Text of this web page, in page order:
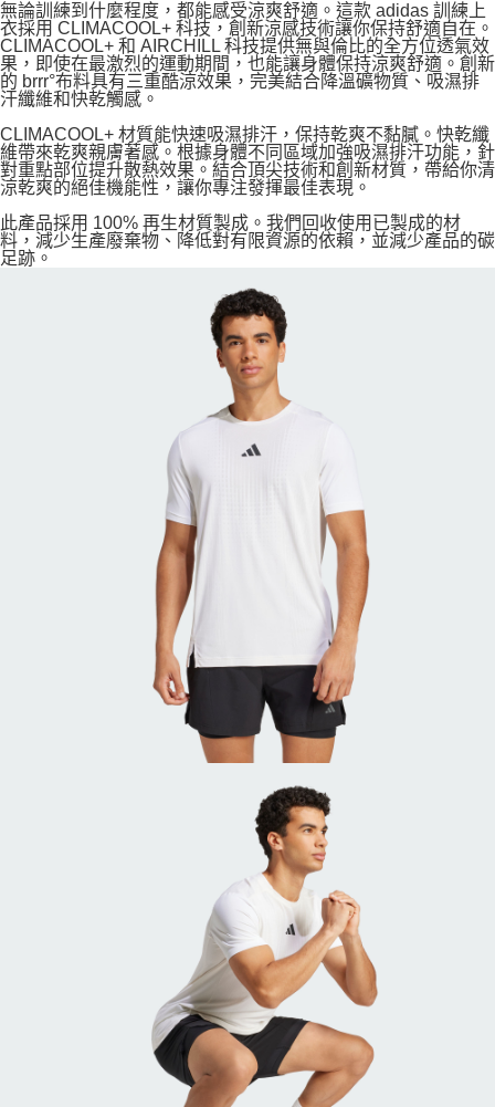
無論訓練到什麼程度，都能感受涼爽舒適。這款 adidas 訓練上
衣採用 CLIMACOOL+ 科技，創新涼感技術讓你保持舒適自在。
CLIMACOOL+ 和 AIRCHILL 科技提供無與倫比的全方位透氣效
果，即使在最激烈的運動期間，也能讓身體保持涼爽舒適。創新
的 brrr°布料具有三重酷涼效果，完美結合降溫礦物質、吸濕排
汗纖維和快乾觸感。
CLIMACOOL+ 材質能快速吸濕排汗，保持乾爽不黏膩。快乾纖
維帶來乾爽親膚著感。根據身體不同區域加強吸濕排汗功能，針
對重點部位提升散熱效果。結合頂尖技術和創新材質，帶給你清
涼乾爽的絕佳機能性，讓你專注發揮最佳表現。
此產品採用 100% 再生材質製成。我們回收使用已製成的材
料，減少生產廢棄物、降低對有限資源的依賴，並減少產品的碳
足跡。